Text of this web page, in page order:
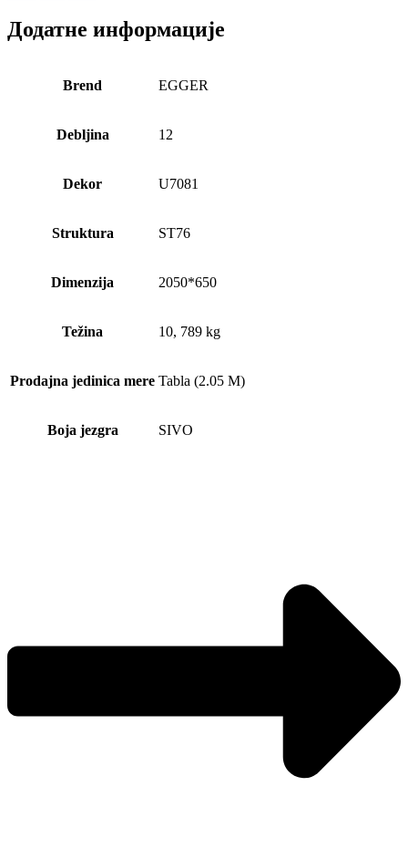
Додатне информације
Brend EGGER
Debljina 12
Dekor U7081
Struktura ST76
Dimenzija 2050*650
Težina 10, 789 kg
Prodajna jedinica mere Tabla (2.05 M)
Boja jezgra SIVO